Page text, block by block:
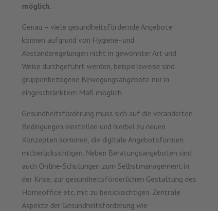
möglich.
Genau – viele gesundheitsfördernde Angebote
können aufgrund von Hygiene- und
Abstandsregelungen nicht in gewohnter Art und
Weise durchgeführt werden, beispielsweise sind
gruppenbezogene Bewegungsangebote nur in
eingeschränktem Maß möglich.
Gesundheitsförderung muss sich auf die veränderten
Bedingungen einstellen und hierbei zu neuen
Konzepten kommen, die digitale Angebotsformen
mitberücksichtigen. Neben Beratungsangeboten sind
auch Online-Schulungen zum Selbstmanagement in
der Krise, zur gesundheitsförderlichen Gestaltung des
Homeoffice etc. mit zu berücksichtigen. Zentrale
Aspekte der Gesundheitsförderung wie